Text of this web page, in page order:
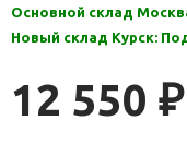
Основной склад
Новый склад Курск:
12 550 ₽